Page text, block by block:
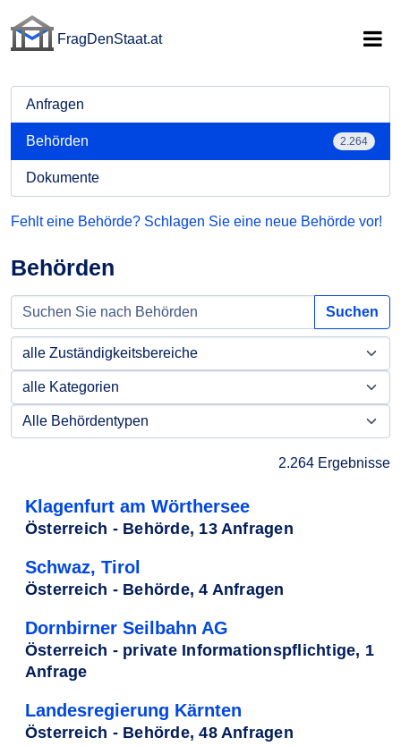
FragDenStaat.at
Behörden
Suchen
2.264 Ergebnisse
Klagenfurt am Wörthersee
Österreich - Behörde, 13 Anfragen
Schwaz, Tirol
Österreich - Behörde, 4 Anfragen
Dornbirner Seilbahn AG
Österreich - private Informationspflichtige, 1
Anfrage
Landesregierung Kärnten
Österreich - Behörde, 48 Anfragen
Anfragen
Behörden 2.264
Dokumente
Fehlt eine Behörde? Schlagen Sie eine neue Behörde vor!